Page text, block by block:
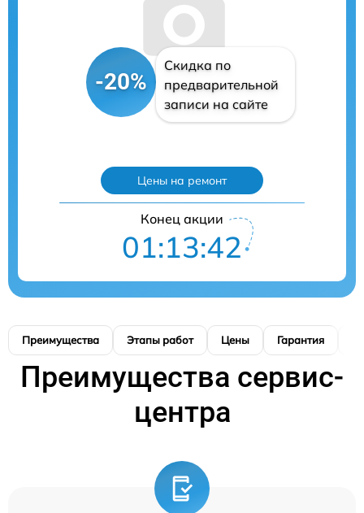
-20%
Скидка по
предварительной
записи на сайте
Цены на ремонт
Конец акции
01:13:41
Преимущества Этапы работ Цены Гарантия
Преимущества сервис-
центра